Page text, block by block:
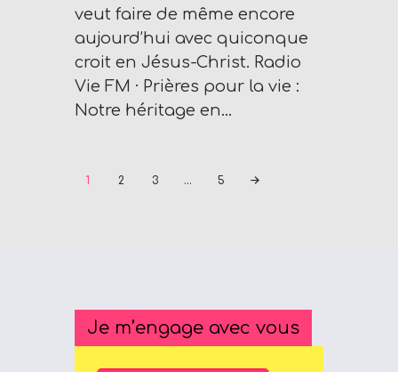
veut faire de même encore
aujourd’hui avec quiconque
croit en Jésus-Christ. Radio
Vie FM · Prières pour la vie :
Notre héritage en…
Pagination
PAGE
1 PAGE
2 PAGE
3 … PAGE
5
Je m’engage avec vous